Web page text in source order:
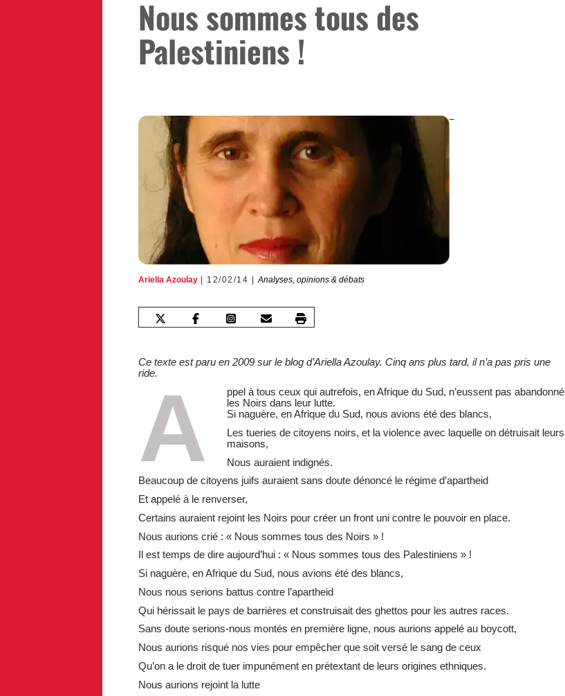
Nous sommes tous des
Palestiniens !
Ariella Azoulay 12/02/14 Analyses, opinions & débats
Ce texte est paru en 2009 sur le blog d’Ariella Azoulay. Cinq ans plus tard, il n’a pas pris une
ride.
A
ppel à tous ceux qui autrefois, en Afrique du Sud, n’eussent pas abandonné
les Noirs dans leur lutte.
Si naguère, en Afrique du Sud, nous avions été des blancs,
Les tueries de citoyens noirs, et la violence avec laquelle on détruisait leurs
maisons,
Nous auraient indignés.
Beaucoup de citoyens juifs auraient sans doute dénoncé le régime d’apartheid
Et appelé à le renverser,
Certains auraient rejoint les Noirs pour créer un front uni contre le pouvoir en place.
Nous aurions crié : « Nous sommes tous des Noirs » !
Il est temps de dire aujourd’hui : « Nous sommes tous des Palestiniens » !
Si naguère, en Afrique du Sud, nous avions été des blancs,
Nous nous serions battus contre l’apartheid
Qui hérissait le pays de barrières et construisait des ghettos pour les autres races.
Sans doute serions-nous montés en première ligne, nous aurions appelé au boycott,
Nous aurions risqué nos vies pour empêcher que soit versé le sang de ceux
Qu’on a le droit de tuer impunément en prétextant de leurs origines ethniques.
Nous aurions rejoint la lutte